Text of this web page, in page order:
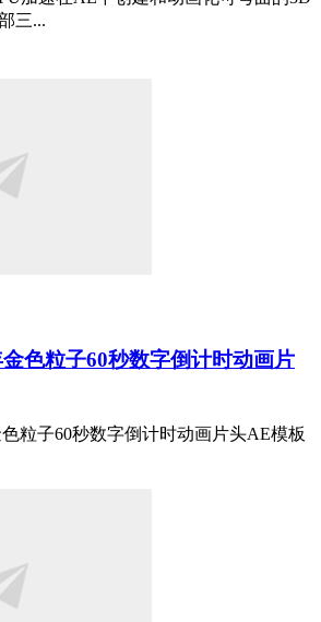
三...
色粒子60秒数字倒计时动画片
粒子60秒数字倒计时动画片头AE模板